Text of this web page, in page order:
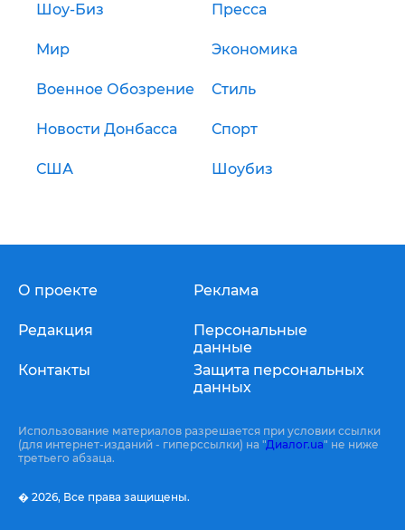
Шоу-Биз Пресса
Мир Экономика
Военное Обозрение Стиль
Новости Донбасса Спорт
США Шоубиз
О проекте
Редакция
Контакты
Реклама
Персональные
данные
Защита персональных
данных
Использование материалов разрешается при условии ссылки
(для интернет-изданий - гиперссылки) на "Диалог.ua" не ниже
третьего абзаца.
� 2026, Все права защищены.